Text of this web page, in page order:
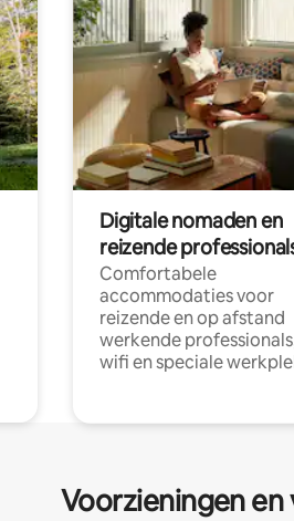
Digitale nomaden en
reizende
Comfortabele
accommodaties voor
reizende en op afstand
werkende
wifi en speciale
Voorzieningen